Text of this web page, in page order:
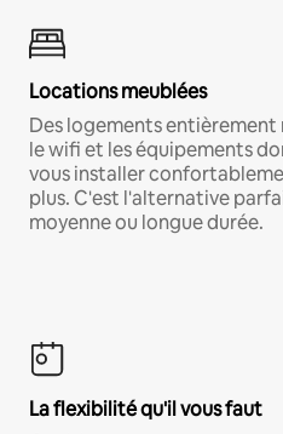
Locations meublées
Des logements entièrement
le wifi et les équipements
vous installer
plus. C'est l'alternative
moyenne ou longue durée.
La flexibilité qu'il vous faut